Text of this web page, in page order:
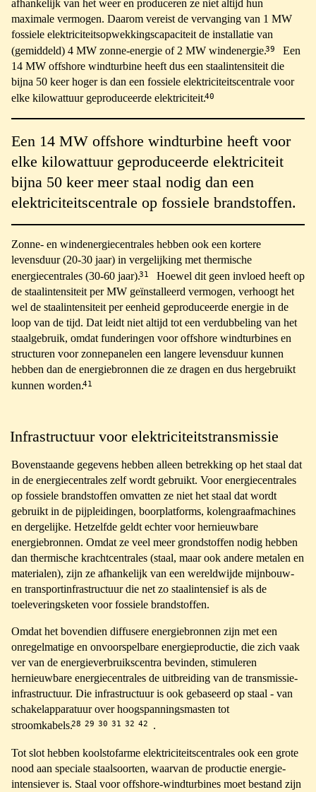
afhankelijk van het weer en produceren ze niet altijd hun
maximale vermogen. Daarom vereist de vervanging van 1 MW
fossiele elektriciteitsopwekkingscapaciteit de installatie van
(gemiddeld) 4 MW zonne-energie of 2 MW windenergie.39
Een
14 MW offshore windturbine heeft dus een staalintensiteit die
bijna 50 keer hoger is dan een fossiele elektriciteitscentrale voor
elke kilowattuur geproduceerde elektriciteit.40
Een 14 MW offshore windturbine heeft voor
elke kilowattuur geproduceerde elektriciteit
bijna 50 keer meer staal nodig dan een
elektriciteitscentrale op fossiele brandstoffen.
Zonne- en windenergiecentrales hebben ook een kortere
levensduur (20-30 jaar) in vergelijking met thermische
energiecentrales (30-60 jaar).31
Hoewel dit geen invloed heeft op
de staalintensiteit per MW geïnstalleerd vermogen, verhoogt het
wel de staalintensiteit per eenheid geproduceerde energie in de
loop van de tijd. Dat leidt niet altijd tot een verdubbeling van het
staalgebruik, omdat funderingen voor offshore windturbines en
structuren voor zonnepanelen een langere levensduur kunnen
hebben dan de energiebronnen die ze dragen en dus hergebruikt
kunnen worden.41
Infrastructuur voor elektriciteitstransmissie
Bovenstaande gegevens hebben alleen betrekking op het staal dat
in de energiecentrales zelf wordt gebruikt. Voor energiecentrales
op fossiele brandstoffen omvatten ze niet het staal dat wordt
gebruikt in de pijpleidingen, boorplatforms, kolengraafmachines
en dergelijke. Hetzelfde geldt echter voor hernieuwbare
energiebronnen. Omdat ze veel meer grondstoffen nodig hebben
dan thermische krachtcentrales (staal, maar ook andere metalen en
materialen), zijn ze afhankelijk van een wereldwijde mijnbouw-
en transportinfrastructuur die net zo staalintensief is als de
toeleveringsketen voor fossiele brandstoffen.
Omdat het bovendien diffusere energiebronnen zijn met een
onregelmatige en onvoorspelbare energieproductie, die zich vaak
ver van de energieverbruikscentra bevinden, stimuleren
hernieuwbare energiecentrales de uitbreiding van de transmissie-
infrastructuur. Die infrastructuur is ook gebaseerd op staal - van
schakelapparatuur over hoogspanningsmasten tot
stroomkabels.28 29 30 31 32 42 .
Tot slot hebben koolstofarme elektriciteitscentrales ook een grote
nood aan speciale staalsoorten, waarvan de productie energie-
intensiever is. Staal voor offshore-windturbines moet bestand zijn